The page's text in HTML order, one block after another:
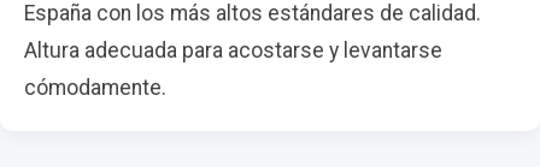
España con los más altos estándares de calidad.
Altura adecuada para acostarse y levantarse
cómodamente.